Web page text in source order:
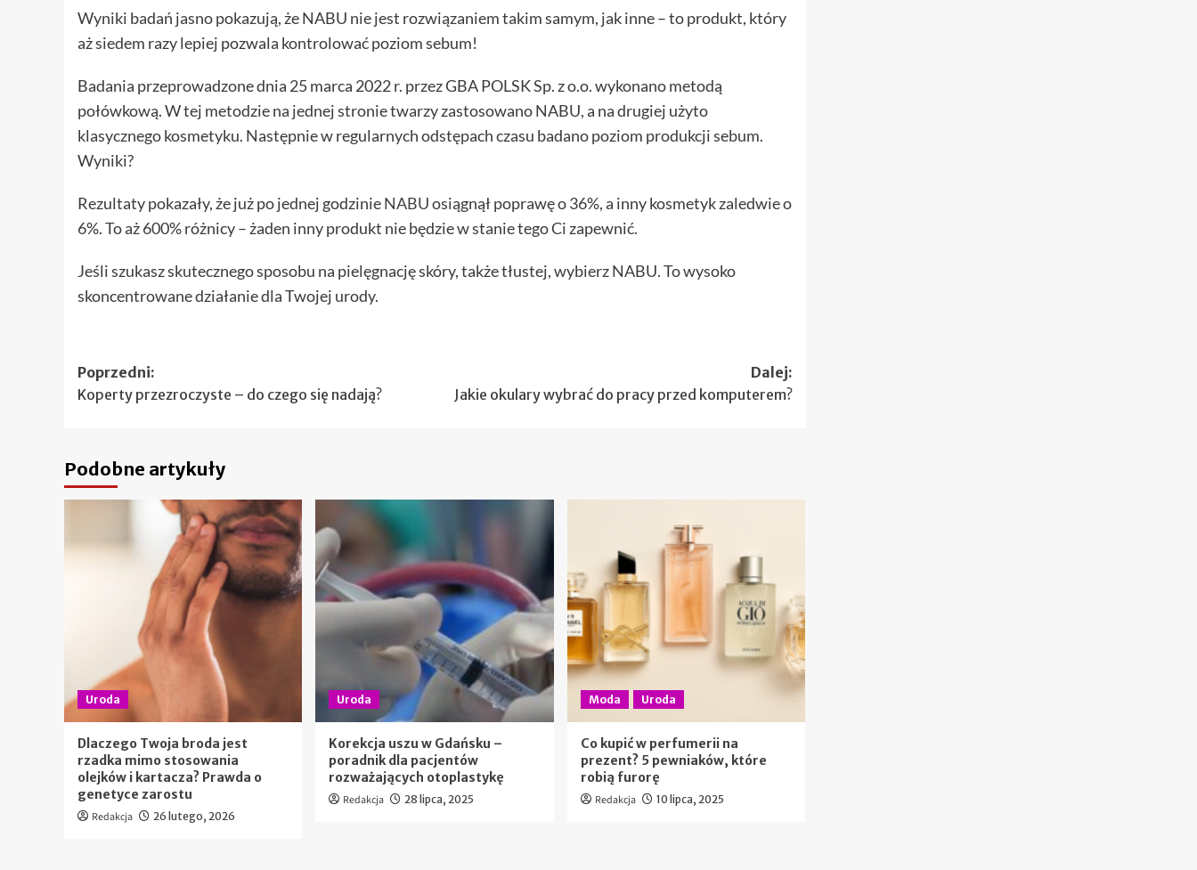
Wyniki badań jasno pokazują, że NABU nie jest rozwiązaniem takim samym, jak inne – to produkt, który
aż siedem razy lepiej pozwala kontrolować poziom sebum!
Badania przeprowadzone dnia 25 marca 2022 r. przez GBA POLSK Sp. z o.o. wykonano metodą
połówkową. W tej metodzie na jednej stronie twarzy zastosowano NABU, a na drugiej użyto
klasycznego kosmetyku. Następnie w regularnych odstępach czasu badano poziom produkcji sebum.
Wyniki?
Rezultaty pokazały, że już po jednej godzinieNABUosiągnął poprawę o 36%, a inny kosmetyk zaledwie o
6%. To aż 600% różnicy – żaden inny produkt nie będzie w stanie tego Ci zapewnić.
Jeśli szukasz skutecznego sposobu na pielęgnację skóry, także tłustej, wybierz NABU. To wysoko
skoncentrowane działanie dla Twojej urody.
Zobacz
wpisy
Poprzedni:
Koperty przezroczyste – do czego się nadają?
Dalej:
Jakie okulary wybrać do pracy przed komputerem?
Podobne artykuły
Uroda
Dlaczego Twoja broda jest
rzadka mimo stosowania
olejków i kartacza? Prawda o
genetyce zarostu
Redakcja 26 lutego, 2026
Uroda
Korekcja uszu w Gdańsku –
poradnik dla pacjentów
rozważających otoplastykę
Redakcja 28 lipca, 2025
Moda Uroda
Co kupić w perfumerii na
prezent? 5 pewniaków, które
robią furorę
Redakcja 10 lipca, 2025